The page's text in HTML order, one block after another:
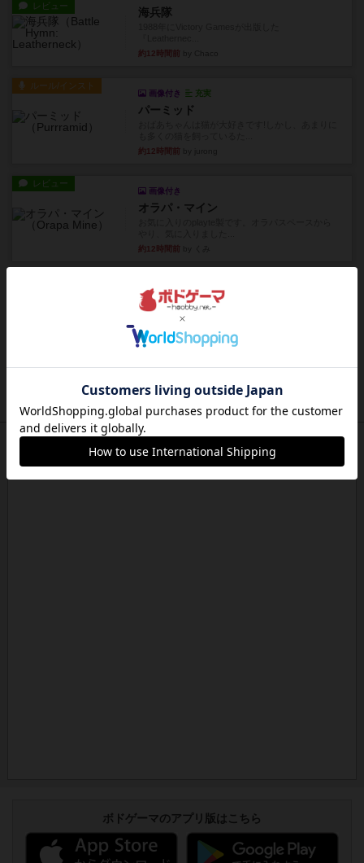
レビュー 海兵隊
約12時間前
ルール/インスト
画像付き 充実
パーミッド
約12時間前
レビュー
画像付き
オラパ・マイン
約12時間前
マーリン
４人プレイ。インスト1時間プレイ2時間半。結構
ダイス運と手札のカード運...
約13時間前
アンブッシュ！：シルバースター
約13時間前by Chaco
ボドゲーマのアプリ版はこちら